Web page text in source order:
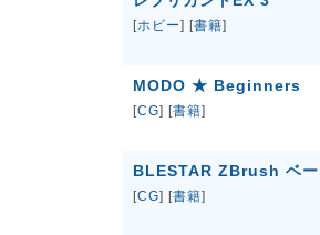
[ホビー] [書籍]
MODO ★ Beginners
[CG] [書籍]
BLESTAR ZBrush ベー
[CG] [書籍]